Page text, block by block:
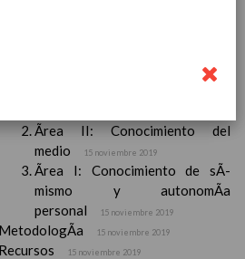
Ãrea III: Lenguajes:
Ãrea II: Conocimiento del
medio
15 noviembre 2019
Ãrea I: Conocimiento de sÃ­
mismo y autonomÃ­a
personal
15 noviembre 2019
MetodologÃ­a 15 noviembre 2019
Recursos 15 noviembre 2019